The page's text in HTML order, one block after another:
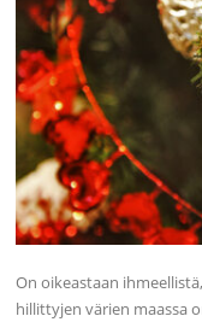
On oikeastaan
hillittyjen värien maassa